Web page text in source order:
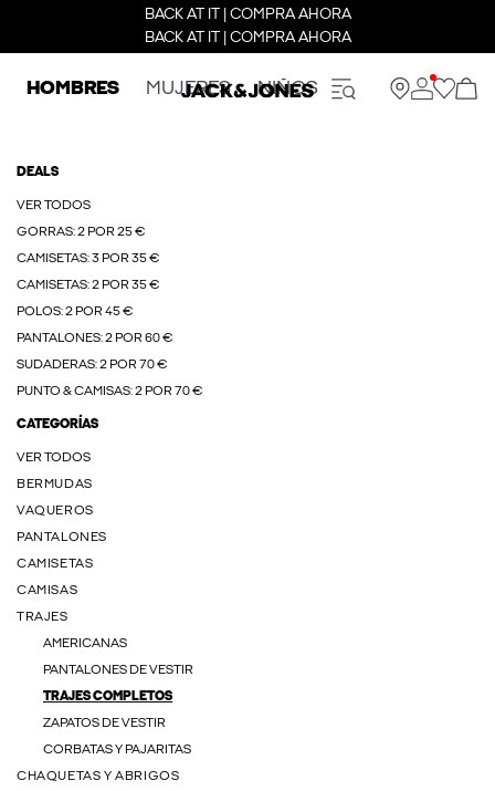
BACK AT IT | COMPRA AHORA
BACK AT IT | COMPRA AHORA
HOMBRES MUJERES NIÑOS
DEALS
VER TODOS
GORRAS: 2 POR 25 €
CAMISETAS: 3 POR 35 €
CAMISETAS: 2 POR 35 €
POLOS: 2 POR 45 €
PANTALONES: 2 POR 60 €
SUDADERAS: 2 POR 70 €
PUNTO & CAMISAS: 2 POR 70 €
CATEGORÍAS
VER TODOS
BERMUDAS
VAQUEROS
PANTALONES
CAMISETAS
CAMISAS
TRAJES
AMERICANAS
PANTALONES DE VESTIR
TRAJES COMPLETOS
ZAPATOS DE VESTIR
CORBATAS Y PAJARITAS
CHAQUETAS Y ABRIGOS